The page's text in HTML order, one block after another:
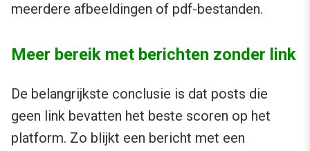
meerdere afbeeldingen of pdf-bestanden.
Meer bereik met berichten zonder link
De belangrijkste conclusie is dat posts die
geen link bevatten het beste scoren op het
platform. Zo blijkt een bericht met een